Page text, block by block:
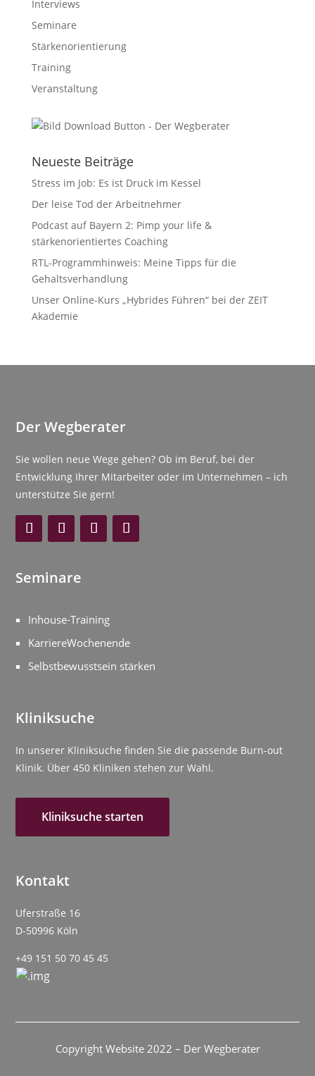
Interviews
Seminare
Stärkenorientierung
Training
Veranstaltung
Neueste Beiträge
Stress im Job: Es ist Druck im Kessel
Der leise Tod der Arbeitnehmer
Podcast auf Bayern 2: Pimp your life &
stärkenorientiertes Coaching
RTL-Programmhinweis: Meine Tipps für die
Gehaltsverhandlung
Unser Online-Kurs „Hybrides Führen“ bei der ZEIT
Akademie
Der Wegberater
Sie wollen neue Wege gehen? Ob im Beruf, bei der
Entwicklung Ihrer Mitarbeiter oder im Unternehmen – ich
unterstütze Sie gern!
Seminare
Inhouse-Training
KarriereWochenende
Selbstbewusstsein stärken
Kliniksuche
In unserer Kliniksuche finden Sie die passende Burn-out
Klinik. Über 450 Kliniken stehen zur Wahl.
Kliniksuche starten
Kontakt
Uferstraße 16
D-50996 Köln
+49 151 50 70 45 45
Copyright Website 2022 – Der Wegberater